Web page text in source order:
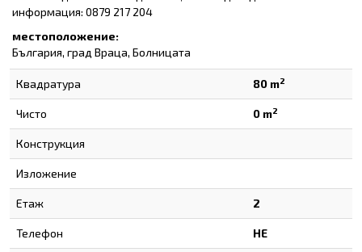
информация: 0879 217 204
местоположение:
България, град Враца, Болницата
Квадратура 80 m2
Чисто 0 m2
Конструкция
Изложение
Етаж 2
Телефон НЕ